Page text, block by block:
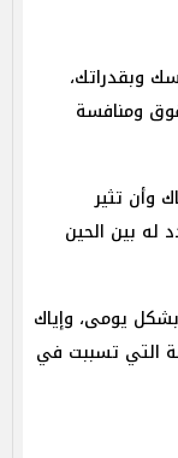
وبقدراتك،
ومنافسة
وأن تثير
له بين الحين
يومى، وإياك
التي تسببت في